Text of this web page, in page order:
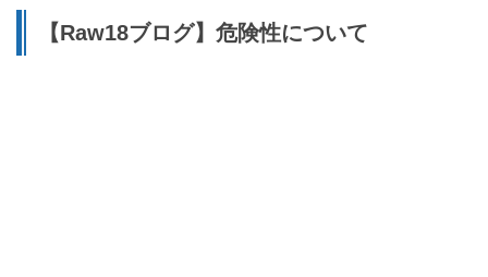
【Raw18ブログ】危険性について